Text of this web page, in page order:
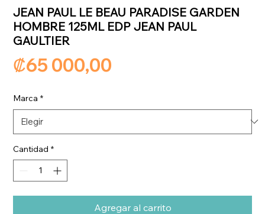
JEAN PAUL LE BEAU PARADISE GARDEN
HOMBRE 125ML EDP JEAN PAUL
GAULTIER
₡65 000,00
Marca *
Cantidad *
Agregar al carrito